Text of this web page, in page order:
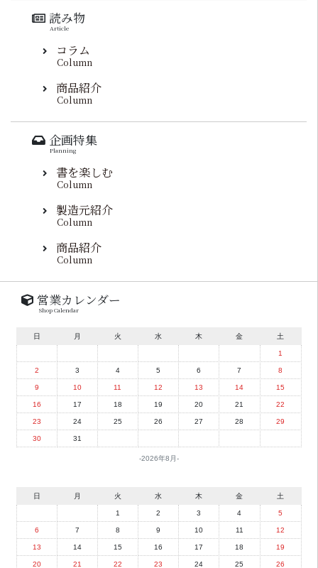
読み物
Article
コラム
Column
商品紹介
Column
企画特集
Planning
書を楽しむ
Column
製造元紹介
Column
商品紹介
Column
営業カレンダー
Shop Calendar
2026年8月
日 月 火 水 木 金 土
1
2 3 4 5 6 7 8
9 10 11 12 13 14 15
16 17 18 19 20 21 22
23 24 25 26 27 28 29
30 31
日 月 火 水 木 金 土
1 2 3 4 5
6 7 8 9 10 11 12
13 14 15 16 17 18 19
20 21 22 23 24 25 26